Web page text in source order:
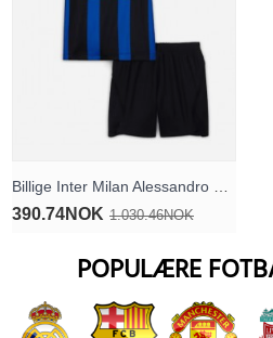
390.74NOK 1.030.46NOK
POPULÆRE